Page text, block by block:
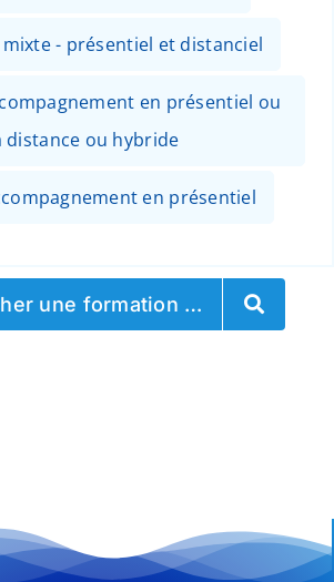
- présentiel et distanciel
en présentiel ou
distance ou hybride
en présentiel
une formation …